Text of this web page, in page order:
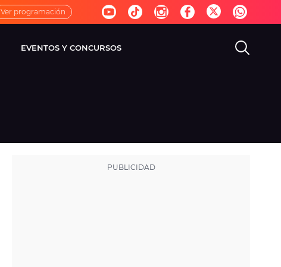
Ver programación
EVENTOS Y CONCURSOS